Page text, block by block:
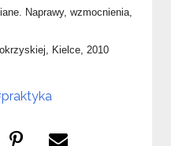
Naprawy, wzmocnienia,
Kielce, 2010